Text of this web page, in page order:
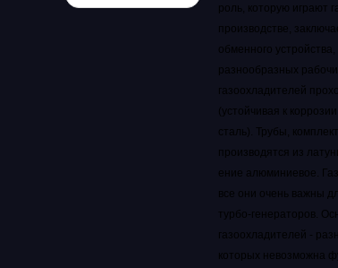
роль, которую играют
производстве,
обменного
разнообразных
газоохладителей
(устойчивая к
сталь). Трубы,
производятся из
ение алюминиевое.
все они очень важны
турбо-генераторов.
газоохладителей -
которых невозможна